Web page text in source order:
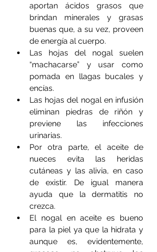
aportan ácidos grasos que
brindan minerales y grasas
buenas que, a su vez, proveen
de energía al cuerpo.
Las hojas del nogal suelen
“machacarse” y usar como
pomada en llagas bucales y
encías.
Las hojas del nogal en infusión
eliminan piedras de riñón y
previene las infecciones
urinarias.
Por otra parte, el aceite de
nueces evita las heridas
cutáneas y las alivia, en caso
de existir. De igual manera
ayuda que la dermatitis no
crezca.
El nogal en aceite es bueno
para la piel ya que la hidrata y
aunque es, evidentemente,